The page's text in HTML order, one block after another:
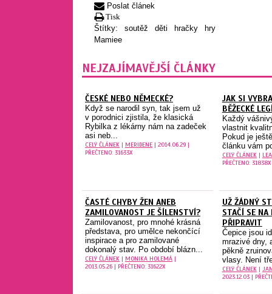
Poslat článek
Tisk
Štítky: soutěž děti hračky
hry
Mamiee
NEJZAJÍMAVĚJŠÍ ČLÁNKY
ČESKÉ NEBO NĚMECKÉ?
Když se narodil syn, tak jsem už
v porodnici zjistila, že klasická
Rybilka z lékárny nám na zadeček
asi neb...
CELÝ ČLÁNEK | MERIDENE | 2014.06.29 |
PŘEČTENO: 31633X
JAK SI
BĚŽECKÉ
Každý
vlastnit
Pokud je
článku vám
CELÝ ČLÁNEK|
PŘEČTENO: 31838X
ČASTÉ CHYBY ŽEN ANEB
ZAMILOVANOST JE ŠÍLENSTVÍ?
Zamilovanost, pro mnohé krásná
představa, pro umělce nekončící
inspirace a pro zamilované
dokonalý stav. Po období blázn...
CELÝ ČLÁNEK | MONIKA HOLEMÁ |
2013.05.26 | PŘEČTENO: 31622X
UŽ ŽÁDNÝ
STAČÍ SE NA
PŘIPRAVIT
Čepice jsou
mrazivé dny,
pěkně
vlasy. Není
CELÝ ČLÁNEK|
2023.12.03 |